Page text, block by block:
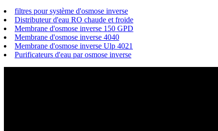
filtres pour système d'osmose inverse
Distributeur d'eau RO chaude et froide
Membrane d'osmose inverse 150 GPD
Membrane d'osmose inverse 4040
Membrane d'osmose inverse Ulp 4021
Purificateurs d'eau par osmose inverse